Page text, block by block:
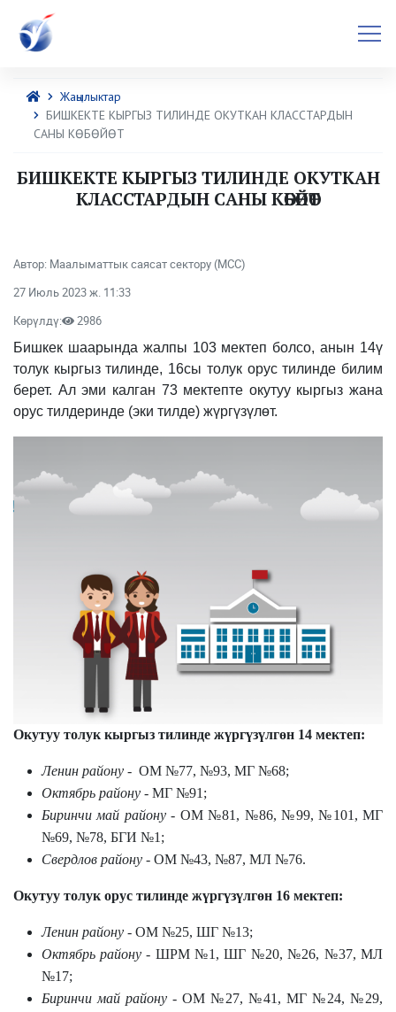
Жаңылыктар
БИШКЕКТЕ КЫРГЫЗ ТИЛИНДЕ ОКУТКАН КЛАССТАРДЫН
САНЫ КӨБӨЙӨТ
БИШКЕКТЕ КЫРГЫЗ ТИЛИНДЕ ОКУТКАН
КЛАССТАРДЫН САНЫ КӨБӨЙӨТ
Автор: Маалыматтык саясат сектору (МСС)
27 Июль 2023 ж. 11:33
Көрүлдү:
2986
Бишкек шаарында жалпы 103 мектеп болсо, анын 14ү
толук кыргыз тилинде, 16сы толук орус тилинде билим
берет. Ал эми калган 73 мектепте окутуу кыргыз жана
орус тилдеринде (эки тилде) жүргүзүлөт.
Окутуу толук кыргыз тилинде жүргүзүлгөн 14 мектеп:
Ленин району - ОМ №77, №93, МГ №68;
Октябрь району - МГ №91;
Биринчи май району- ОМ №81, №86, №99, №101, МГ
№69, №78, БГИ №1;
Свердлов району - ОМ №43, №87, МЛ №76.
Окутуу толук орус тилинде жүргүзүлгөн 16 мектеп:
Ленин району - ОМ №25, ШГ №13;
Октябрь району - ШРМ №1, ШГ №20, №26, №37, МЛ
№17;
Биринчи май району - ОМ №27, №41, МГ №24, №29,